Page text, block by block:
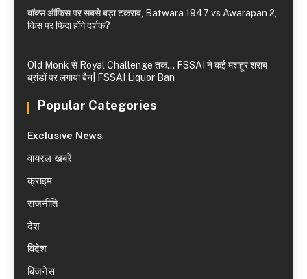
बॉक्स ऑफिस पर सबसे बड़ा टकराव, Batwara 1947 vs Awarapan 2,
किस पर फिदा होंगे दर्शक?
Old Monk से Royal Challenge तक… FSSAI ने कई मशहूर शराब
ब्रांडों पर लगाया बैन| FSSAI Liquor Ban
Popular Categories
Exclusive News
वायरल खबरें
क्राइम
राजनीति
देश
विदेश
बिजनेस